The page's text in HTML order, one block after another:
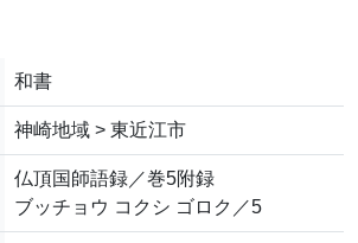
和書
神崎地域 > 東近江市
仏頂国師語録／巻5附録
ブッチョウ コクシ ゴロク／5